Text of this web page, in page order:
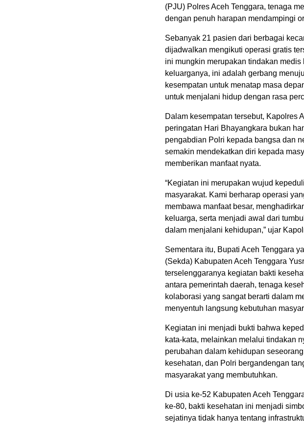
(PJU) Polres Aceh Tenggara, tenaga
dengan penuh harapan mendampingi
Sebanyak 21 pasien dari berbagai
dijadwalkan mengikuti operasi gratis
ini mungkin merupakan tindakan
keluarganya, ini adalah gerbang
kesempatan untuk menatap masa
untuk menjalani hidup dengan rasa
Dalam kesempatan tersebut, Kapolres
peringatan Hari Bhayangkara bukan
pengabdian Polri kepada bangsa dan
semakin mendekatkan diri kepada
memberikan manfaat nyata.
“Kegiatan ini merupakan wujud
masyarakat. Kami berharap operasi
membawa manfaat besar,
keluarga, serta menjadi awal dari
dalam menjalani kehidupan,” ujar
Sementara itu, Bupati Aceh Tenggara
(Sekda) Kabupaten Aceh Tenggara
terselenggaranya kegiatan bakti
antara pemerintah daerah, tenaga
kolaborasi yang sangat berarti dalam
menyentuh langsung kebutuhan
Kegiatan ini menjadi bukti bahwa
kata-kata, melainkan melalui tindakan
perubahan dalam kehidupan
kesehatan, dan Polri bergandengan
masyarakat yang membutuhkan.
Di usia ke-52 Kabupaten Aceh
ke-80, bakti kesehatan ini menjadi
sejatinya tidak hanya tentang